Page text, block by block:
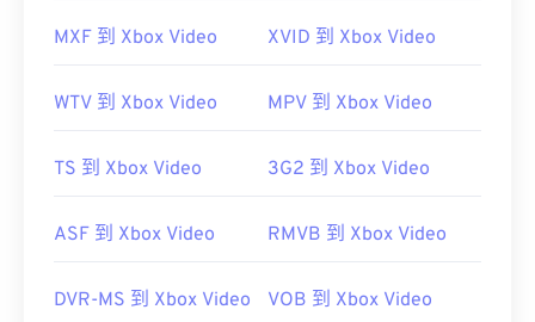
00 00 00
00 00 00
MXF 到 Xbox Video XVID 到 Xbox Video
WTV 到 Xbox Video MPV 到 Xbox Video
TS 到 Xbox Video 3G2 到 Xbox Video
ASF 到 Xbox Video RMVB 到 Xbox Video
DVR-MS 到 Xbox Video VOB 到 Xbox Video